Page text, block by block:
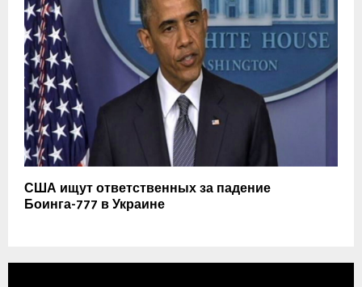
США ищут ответственных за падение
Боинга-777 в Украине